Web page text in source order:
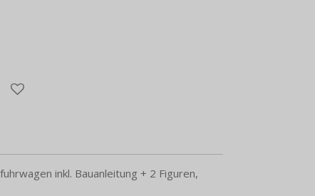
inkl. Bauanleitung + 2 Figuren,